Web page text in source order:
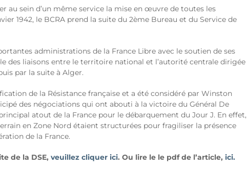
au sein d’un même service la mise en œuvre de toutes les
1942, le BCRA prend la suite du 2ème Bureau et du Service de
administrations de la France Libre avec le soutien de ses
des liaisons entre le territoire national et l’autorité centrale dirigée
par la suite à Alger.
de la Résistance française et a été considéré par Winston
des négociations qui ont abouti à la victoire du Général De
atout de la France pour le débarquement du Jour J. En effet,
en Zone Nord étaient structurées pour fragiliser la présence
de la France.
de la DSE, veuillez cliquer ici. Ou lire le le pdf de l’article, ici.